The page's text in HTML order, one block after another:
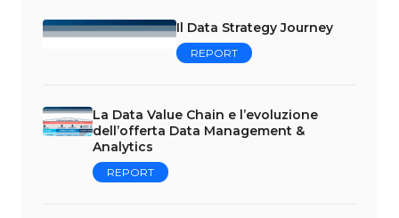
Il Data Strategy Journey
REPORT
La Data Value Chain e l’evoluzione
dell’offerta Data Management &
Analytics
REPORT